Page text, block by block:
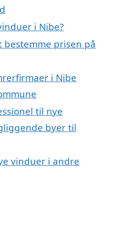
i Nibe?
bestemme prisen på
i Nibe
til nye
byer til
vinduer i andre